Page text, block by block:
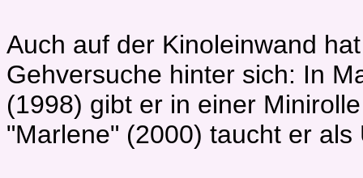
Auch auf der Kinoleinwand
Gehversuche hinter sich: In
(1998) gibt er in einer
"Marlene" (2000) taucht er